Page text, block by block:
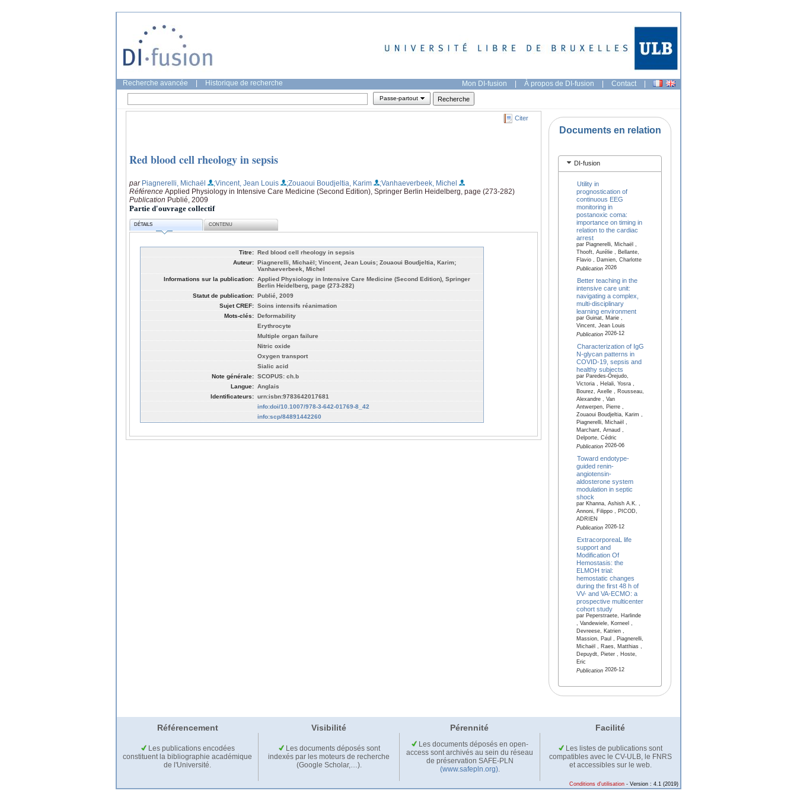
Recherche avancée Historique de recherche Mon DI-fusion | À propos de DI-fusion | Contact |
Passe-partout
Citer
Red blood cell rheology in sepsis
par Piagnerelli, Michaël ;Vincent, Jean Louis ;Zouaoui Boudjeltia, Karim
;Vanhaeverbeek, Michel
Référence Applied Physiology in Intensive Care Medicine (Second Edition), Springer Berlin Heidelberg, page (273-282)
Publication Publié, 2009
Partie d'ouvrage collectif
DÉTAILS CONTENU
Titre: Red blood cell rheology in sepsis
Auteur: Piagnerelli, Michaël; Vincent, Jean Louis; Zouaoui Boudjeltia, Karim;
Vanhaeverbeek, Michel
Informations sur la publication: Applied Physiology in Intensive Care Medicine (Second Edition), Springer
Berlin Heidelberg, page (273-282)
Statut de publication: Publié, 2009
Sujet CREF: Soins intensifs réanimation
Mots-clés: Deformability
Erythrocyte
Multiple organ failure
Nitric oxide
Oxygen transport
Sialic acid
Note générale: SCOPUS: ch.b
Langue: Anglais
Identificateurs: urn:isbn:9783642017681
info:doi/10.1007/978-3-642-01769-8_42
info:scp/84891442260
Documents en relation
DI-fusion
Utility in
prognostication of
continuous EEG
monitoring in
postanoxic coma:
importance on timing in
relation to the cardiac
arrest
par Piagnerelli, Michaël ,
Thooft, Aurélie , Bellante,
Flavio , Damien, Charlotte
Publication2026
Better teaching in the
intensive care unit:
navigating a complex,
multi-disciplinary
learning environment
par Guinat, Marie ,
Vincent, Jean Louis
Publication2026-12
Characterization of IgG
N-glycan patterns in
COVID-19, sepsis and
healthy subjects
par Paredes-Orejudo,
Victoria , Helali, Yosra ,
Bourez, Axelle , Rousseau,
Alexandre , Van
Antwerpen, Pierre ,
Zouaoui Boudjeltia, Karim ,
Piagnerelli, Michaël ,
Marchant, Arnaud ,
Delporte, Cédric
Publication2026-06
Toward endotype-
guided renin-
angiotensin-
aldosterone system
modulation in septic
shock
par Khanna, Ashish A.K. ,
Annoni, Filippo , PICOD,
ADRIEN
Publication2026-12
ExtracorporeaL life
support and
Modification Of
Hemostasis: the
ELMOH trial:
hemostatic changes
during the first 48 h of
VV- and VA-ECMO: a
prospective multicenter
cohort study
par Peperstraete, Harlinde
, Vandewiele, Korneel ,
Devreese, Katrien ,
Massion, Paul , Piagnerelli,
Michaël , Raes, Matthias ,
Depuydt, Pieter , Hoste,
Eric
Publication2026-12
Référencement Visibilité Pérennité Facilité
Les publications encodées
constituent la bibliographie académique
de l'Université.
Les documents déposés sont
indexés par les moteurs de recherche
(Google Scholar,…).
Les documents déposés en open-
access sont archivés au sein du réseau
de préservation SAFE-PLN
(www.safepln.org).
Les listes de publications sont
compatibles avec le CV-ULB, le FNRS
et accessibles sur le web.
Conditions d'utilisation - Version : 4.1 (2019)